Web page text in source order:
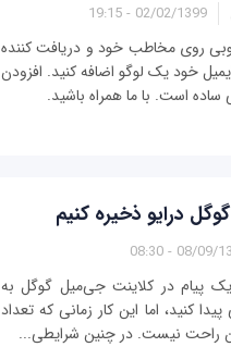
02/02/1399 - 19:15
روی مخاطب خود و دریافت کننده
خود یک لوگو اضافه کنید. افزودن
است. با ما همراه باشید.
درایو ذخیره کنیم
08/09/1398 -
یک پیام در کلاینت جی‌میل گوگل به
کنید، اما این کار زمانی که تعداد
راحت نیست. در چنین شرایطی...